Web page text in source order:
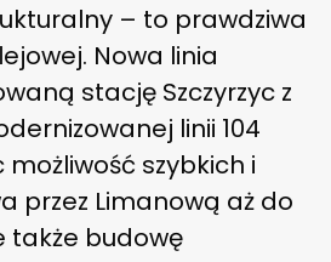
– to prawdziwa
Nowa linia
stację Szczyrzyc z
linii 104
szybkich i
przez Limanową aż do
także budowę